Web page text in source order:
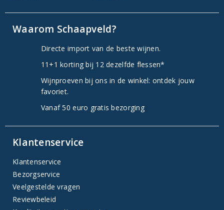
Waarom Schaapveld?
Directe import van de beste wijnen.
11+1 korting bij 12 dezelfde flessen*
Wijnproeven bij ons in de winkel: ontdek jouw
favoriet.
Vanaf 50 euro gratis bezorging
Klantenservice
Klantenservice
Bezorgservice
Veelgestelde vragen
Reviewbeleid